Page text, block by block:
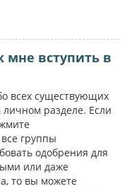
мне вступить в
всех существующих
разделе. Если
группы
одобрения для
или даже
то вы можете